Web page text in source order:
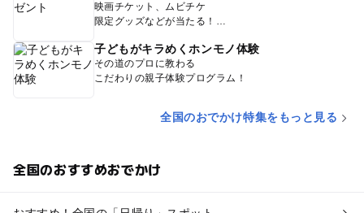
映画チケット、ムビチケ
限定グッズなどが当たる！
子どもがキラめくホンモノ体験
その道のプロに教わる
こだわりの親子体験プログラム！
全国のおでかけ特集をもっと見る
全国のおすすめおでかけ